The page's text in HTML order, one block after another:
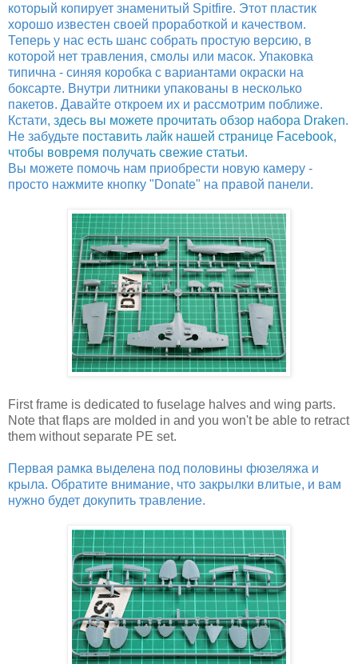
который копирует знаменитый Spitfire. Этот пластик
хорошо известен своей проработкой и качеством.
Теперь у нас есть шанс собрать простую версию, в
которой нет травления, смолы или масок. Упаковка
типична - синяя коробка с вариантами окраски на
боксарте. Внутри литники упакованы в несколько
пакетов. Давайте откроем их и рассмотрим поближе.
Кстати, здесь вы можете прочитать обзор набора Draken.
Не забудьте поставить лайк нашей странице Facebook,
чтобы вовремя получать свежие статьи.
Вы можете помочь нам приобрести новую камеру -
просто нажмите кнопку "Donate" на правой панели.
First frame is dedicated to fuselage halves and wing parts.
Note that flaps are molded in and you won't be able to retract
them without separate PE set.
Первая рамка выделена под половины фюзеляжа и
крыла. Обратите внимание, что закрылки влитые, и вам
нужно будет докупить травление.